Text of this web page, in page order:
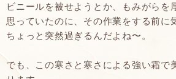
ビニールを被せようとか、もみがらを
思っていたのに、その作業をする前に
ちょっと突然過ぎるんだよね〜。
でも、この寒さと寒さによる強い霜で